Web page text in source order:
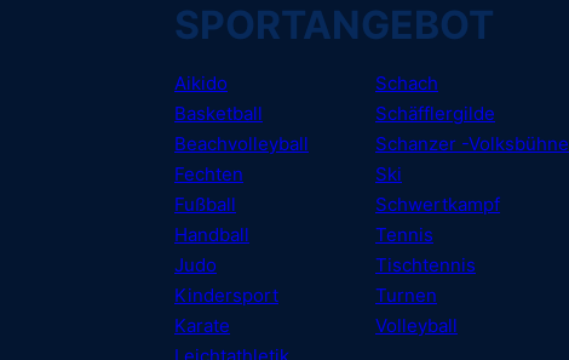
SPORTANGEBOT
Aikido
Basketball
Beachvolleyball
Fechten
Fußball
Handball
Judo
Kindersport
Karate
Schach
Schäfflergilde
Schanzer -Volksbühne
Ski
Schwertkampf
Tennis
Tischtennis
Turnen
Volleyball